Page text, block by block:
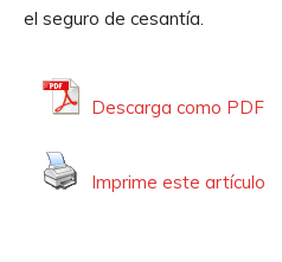
el seguro de cesantía.
Descarga como PDF
Imprime este artículo